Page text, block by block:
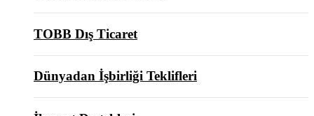
TOBB Dış Ticaret
Dünyadan İşbirliği Teklifleri